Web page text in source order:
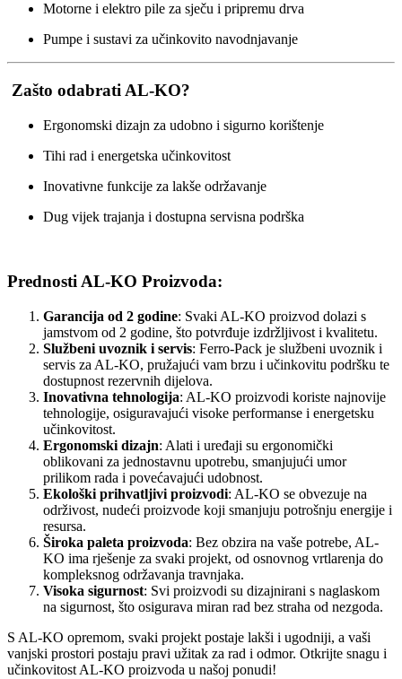
Motorne i elektro pile za sječu i pripremu drva
Pumpe i sustavi za učinkovito navodnjavanje
Zašto odabrati AL-KO?
Ergonomski dizajn za udobno i sigurno korištenje
Tihi rad i energetska učinkovitost
Inovativne funkcije za lakše održavanje
Dug vijek trajanja i dostupna servisna podrška
Prednosti AL-KO Proizvoda:
Garancija od 2 godine: Svaki AL-KO proizvod dolazi s
jamstvom od 2 godine, što potvrđuje izdržljivost i kvalitetu.
Službeni uvoznik i servis: Ferro-Pack je službeni uvoznik i
servis za AL-KO, pružajući vam brzu i učinkovitu podršku te
dostupnost rezervnih dijelova.
Inovativna tehnologija: AL-KO proizvodi koriste najnovije
tehnologije, osiguravajući visoke performanse i energetsku
učinkovitost.
Ergonomski dizajn: Alati i uređaji su ergonomički
oblikovani za jednostavnu upotrebu, smanjujući umor
prilikom rada i povećavajući udobnost.
Ekološki prihvatljivi proizvodi: AL-KO se obvezuje na
održivost, nudeći proizvode koji smanjuju potrošnju energije i
resursa.
Široka paleta proizvoda: Bez obzira na vaše potrebe, AL-
KO ima rješenje za svaki projekt, od osnovnog vrtlarenja do
kompleksnog održavanja travnjaka.
Visoka sigurnost: Svi proizvodi su dizajnirani s naglaskom
na sigurnost, što osigurava miran rad bez straha od nezgoda.
S AL-KO opremom, svaki projekt postaje lakši i ugodniji, a vaši
vanjski prostori postaju pravi užitak za rad i odmor. Otkrijte snagu i
učinkovitost AL-KO proizvoda u našoj ponudi!